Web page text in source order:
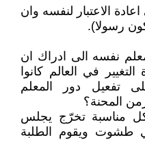
الاعتبار لنفسه وان
رسولا).
نفسه الى ادراك ان
في العالم كانوا
تفعيل دور المعلم
المحنة؟
مناسبة تخرّج يجلس
طشوت ويقوم الطلبة